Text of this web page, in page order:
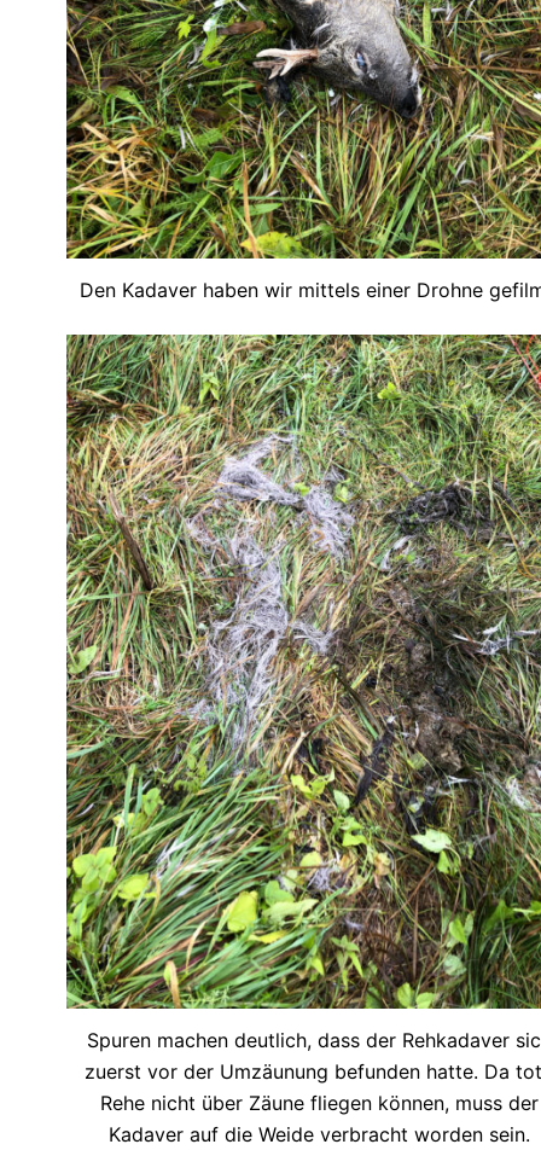
Den Kadaver haben wir mittels einer Drohne
Spuren machen deutlich, dass der Rehkadaver
zuerst vor der Umzäunung befunden hatte. Da
Rehe nicht über Zäune fliegen können, muss der
Kadaver auf die Weide verbracht worden sein.